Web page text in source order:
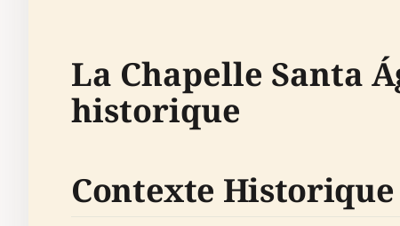
La Chapelle Santa
historique
Contexte Historique